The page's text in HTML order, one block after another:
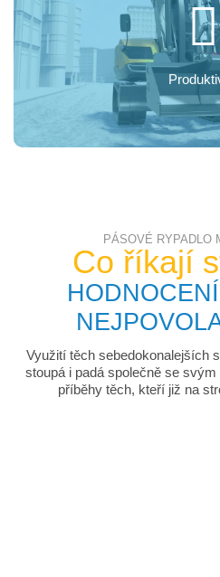
PÁSOVÉ RYPADLO
Co říkají
Využití těch sebedokonalejších
stoupá i padá společně se
příběhy těch, kteří již na